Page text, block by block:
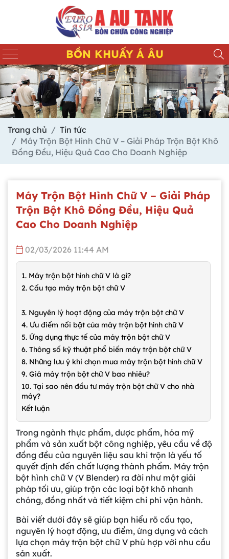
BỒN KHUẤY Á ÂU
Trang chủ
Tin tức
Máy Trộn Bột Hình Chữ V – Giải Pháp Trộn Bột Khô
Đồng Đều, Hiệu Quả Cao Cho Doanh Nghiệp
Máy Trộn Bột Hình Chữ V – Giải Pháp
Trộn Bột Khô Đồng Đều, Hiệu Quả
Cao Cho Doanh Nghiệp
02/03/2026 11:44 AM
1. Máy trộn bột hình chữ V là gì?
2. Cấu tạo máy trộn bột chữ V
3. Nguyên lý hoạt động của máy trộn bột chữ V
4. Ưu điểm nổi bật của máy trộn bột hình chữ V
5. Ứng dụng thực tế của máy trộn bột chữ V
6. Thông số kỹ thuật phổ biến máy trộn bột chữ V
8. Những lưu ý khi chọn mua máy trộn bột hình chữ V
9. Giá máy trộn bột chữ V bao nhiêu?
10. Tại sao nên đầu tư máy trộn bột chữ V cho nhà
máy?
Kết luận
Trong ngành thực phẩm, dược phẩm, hóa mỹ
phẩm và sản xuất bột công nghiệp, yêu cầu về độ
đồng đều của nguyên liệu sau khi trộn là yếu tố
quyết định đến chất lượng thành phẩm. Máy trộn
bột hình chữ V (V Blender) ra đời như một giải
pháp tối ưu, giúp trộn các loại bột khô nhanh
chóng, đồng nhất và tiết kiệm chi phí vận hành.
Bài viết dưới đây sẽ giúp bạn hiểu rõ cấu tạo,
nguyên lý hoạt động, ưu điểm, ứng dụng và cách
lựa chọn máy trộn bột chữ V phù hợp với nhu cầu
sản xuất.